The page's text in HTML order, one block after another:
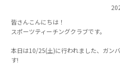
皆さんこんにちは！
スポーツティーチングクラブです。
本日は10/25(土)に行われました、ガン
す!